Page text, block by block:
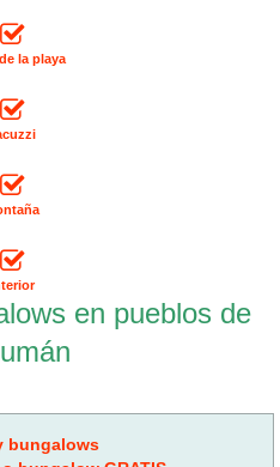
la playa
en pueblos de
bungalows